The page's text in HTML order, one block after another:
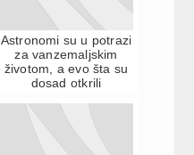
Astronomi su u potrazi
za vanzemaljskim
životom, a evo šta su
dosad otkrili